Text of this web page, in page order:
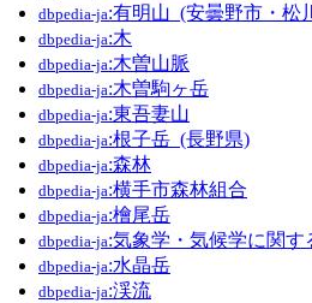
dbpedia-ja:有明山_(安曇野市・松
dbpedia-ja:木
dbpedia-ja:木曽山脈
dbpedia-ja:木曽駒ヶ岳
dbpedia-ja:東吾妻山
dbpedia-ja:根子岳_(長野県)
dbpedia-ja:森林
dbpedia-ja:横手市森林組合
dbpedia-ja:檜尾岳
dbpedia-ja:気象学・気候学に関す
dbpedia-ja:水晶岳
dbpedia-ja:渓流